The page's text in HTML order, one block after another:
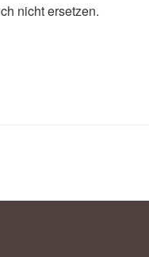
nicht ersetzen.